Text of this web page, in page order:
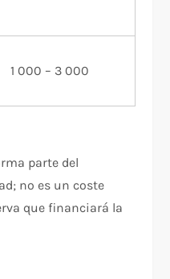
1 000 – 3 000
parte del
no es un coste
que financiará la